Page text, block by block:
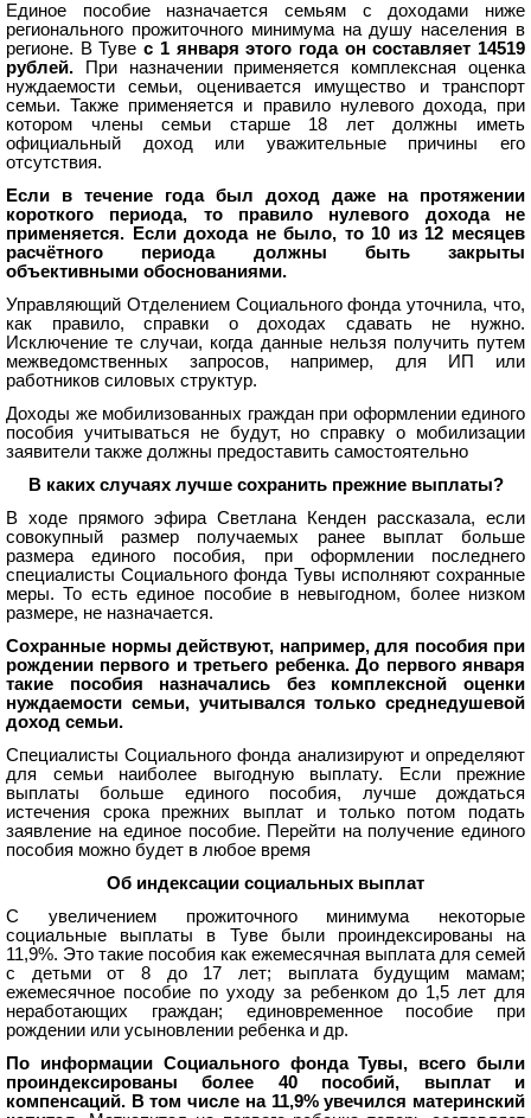
Единое пособие назначается семьям с доходами ниже
регионального прожиточного минимума на душу населения в
регионе. В Туве с 1 января этого года он составляет 14519
рублей. При назначении применяется комплексная оценка
нуждаемости семьи, оценивается имущество и транспорт
семьи. Также применяется и правило нулевого дохода, при
котором члены семьи старше 18 лет должны иметь
официальный доход или уважительные причины его
отсутствия.
Если в течение года был доход даже на протяжении
короткого периода, то правило нулевого дохода не
применяется. Если дохода не было, то 10 из 12 месяцев
расчётного периода должны быть закрыты
объективными обоснованиями.
Управляющий Отделением Социального фонда уточнила, что,
как правило, справки о доходах сдавать не нужно.
Исключение те случаи, когда данные нельзя получить путем
межведомственных запросов, например, для ИП или
работников силовых структур.
Доходы же мобилизованных граждан при оформлении единого
пособия учитываться не будут, но справку о мобилизации
заявители также должны предоставить самостоятельно
В каких случаях лучше сохранить прежние выплаты?
В ходе прямого эфира Светлана Кенден рассказала, если
совокупный размер получаемых ранее выплат больше
размера единого пособия, при оформлении последнего
специалисты Социального фонда Тувы исполняют сохранные
меры. То есть единое пособие в невыгодном, более низком
размере, не назначается.
Сохранные нормы действуют, например, для пособия при
рождении первого и третьего ребенка. До первого января
такие пособия назначались без комплексной оценки
нуждаемости семьи, учитывался только среднедушевой
доход семьи.
Специалисты Социального фонда анализируют и определяют
для семьи наиболее выгодную выплату. Если прежние
выплаты больше единого пособия, лучше дождаться
истечения срока прежних выплат и только потом подать
заявление на единое пособие. Перейти на получение единого
пособия можно будет в любое время
Об индексации социальных выплат
С увеличением прожиточного минимума некоторые
социальные выплаты в Туве были проиндексированы на
11,9%. Это такие пособия как ежемесячная выплата для семей
с детьми от 8 до 17 лет; выплата будущим мамам;
ежемесячное пособие по уходу за ребенком до 1,5 лет для
неработающих граждан; единовременное пособие при
рождении или усыновлении ребенка и др.
По информации Социального фонда Тувы, всего были
проиндексированы более 40 пособий, выплат и
компенсаций. В том числе на 11,9% увечился материнский